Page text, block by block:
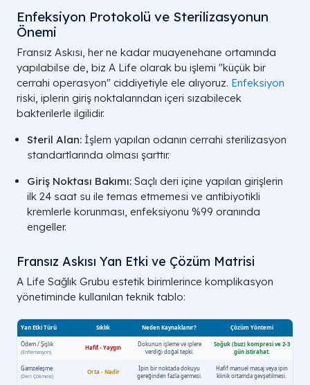
Enfeksiyon Protokolü ve Sterilizasyonun
Önemi
Fransız Askısı, her ne kadar muayenehane ortamında
yapılabilse de, biz A Life olarak bu işlemi "küçük bir
cerrahi operasyon" ciddiyetiyle ele alıyoruz. Enfeksiyon
riski, iplerin giriş noktalarından içeri sızabilecek
bakterilerle ilgilidir.
Steril Alan: İşlem yapılan odanın cerrahi sterilizasyon
standartlarında olması şarttır.
Giriş Noktası Bakımı: Saçlı deri içine yapılan girişlerin
ilk 24 saat su ile temas etmemesi ve antibiyotikli
kremlerle korunması, enfeksiyonu %99 oranında
engeller.
Fransız Askısı Yan Etki ve Çözüm Matrisi
A Life Sağlık Grubu estetik birimlerince komplikasyon
yönetiminde kullanılan teknik tablo: